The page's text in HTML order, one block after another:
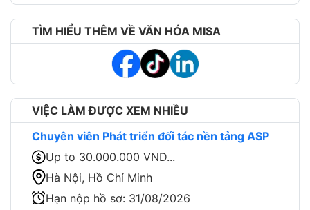
TÌM HIỂU THÊM VỀ VĂN HÓA MISA
VIỆC LÀM ĐƯỢC XEM NHIỀU
Chuyên viên Phát triển đối tác nền tảng ASP
Up to 30.000.000 VND...
Hà Nội, Hồ Chí Minh
Hạn nộp hồ sơ: 31/08/2026